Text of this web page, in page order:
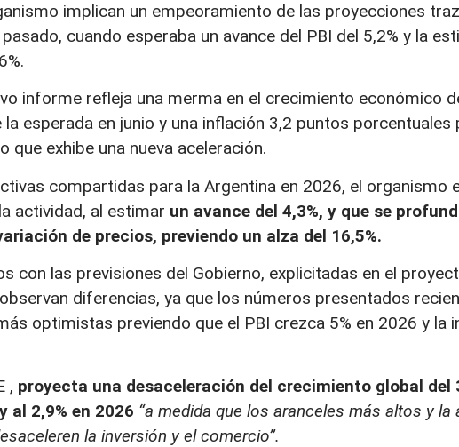
implican un empeoramiento de las proyecciones
cuando esperaba un avance del PBI del 5,2% y la
informe refleja una merma en el crecimiento económico
esperada en junio y una inflación 3,2 puntos porcentuales
que exhibe una nueva aceleración.
compartidas para la Argentina en 2026, el organismo
actividad, al estimar un avance del 4,3%, y que se
de precios, previendo un alza del 16,5%.
con las previsiones del Gobierno, explicitadas en el
diferencias, ya que los números presentados
optimistas previendo que el PBI crezca 5% en 2026 y la
, proyecta una desaceleración del crecimiento global del
al 2,9% en 2026 “a medida que los aranceles más altos y la
la inversión y el comercio”.